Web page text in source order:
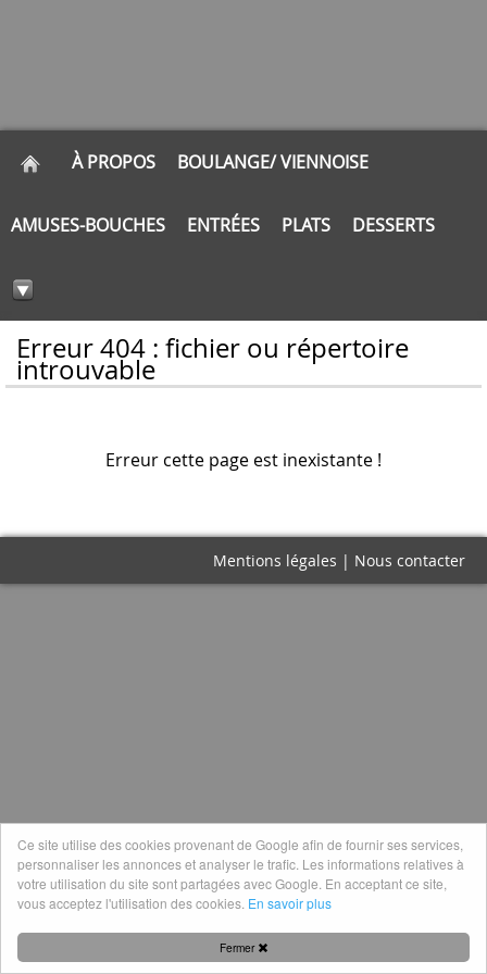
À PROPOS BOULANGE/ VIENNOISE
AMUSES-BOUCHES ENTRÉES PLATS DESSERTS
Erreur 404 : fichier ou répertoire
introuvable
Erreur cette page est inexistante !
Mentions légales | Nous contacter
Fermer
Ce site utilise des cookies provenant de Google afin de fournir ses services,
personnaliser les annonces et analyser le trafic. Les informations relatives à
votre utilisation du site sont partagées avec Google. En acceptant ce site,
vous acceptez l'utilisation des cookies. En savoir plus